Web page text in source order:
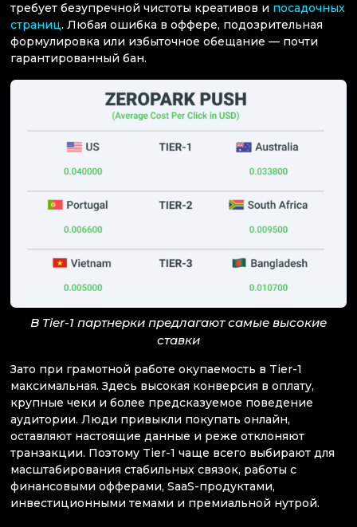
требует безупречной чистоты креативов и посадочных
страниц. Любая ошибка в оффере, подозрительная
формулировка или избыточное обещание — почти
гарантированный бан.
В Tier-1 партнерки предлагают самые высокие
ставки
Зато при грамотной работе окупаемость в Tier-1
максимальная. Здесь высокая конверсия в оплату,
крупные чеки и более предсказуемое поведение
аудитории. Люди привыкли покупать онлайн,
оставляют настоящие данные и реже отклоняют
транзакции. Поэтому Tier-1 чаще всего выбирают для
масштабирования стабильных связок, работы с
финансовыми офферами, SaaS-продуктами,
инвестиционными темами и премиальной нутрой.